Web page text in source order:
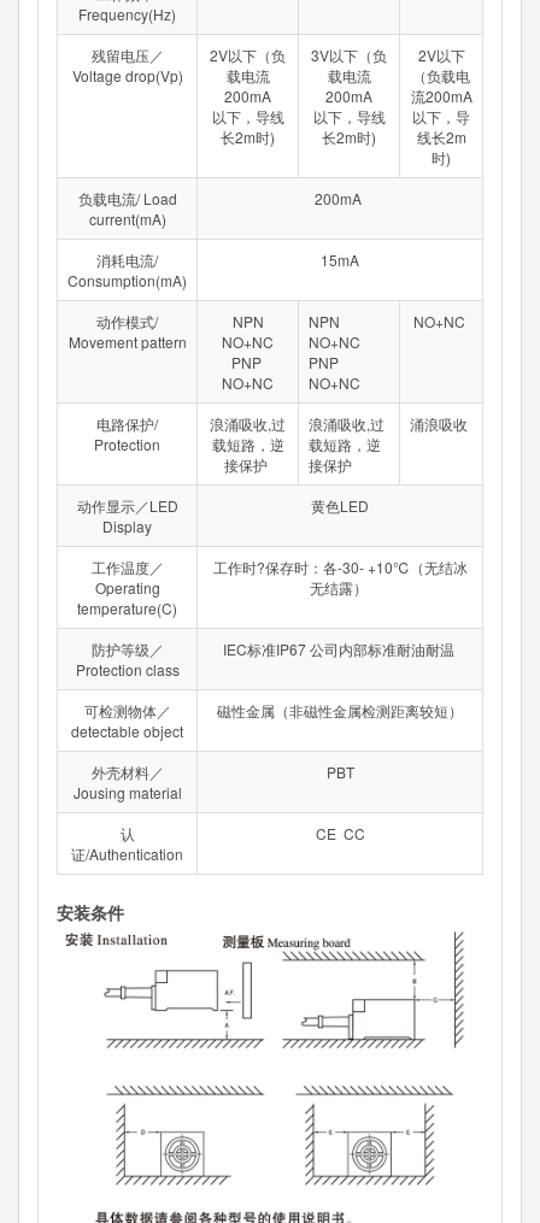
Frequency(Hz)
残留电压／
Voltage drop(Vp)
2V以下（负
载电流
200mA
以下，导线
长2m时)
3V以下（负
载电流
200mA
以下，导线
长2m时)
2V以下
（负载电
流200mA
以下，导
线长2m
时)
负载电流/ Load
current(mA)
200mA
消耗电流/
Consumption(mA)
15mA
动作模式/
Movement pattern
NPN
NO+NC
PNP
NO+NC
NPN
NO+NC
PNP
NO+NC
NO+NC
电路保护/
Protection
浪涌吸收,过
载短路，逆
接保护
浪涌吸收,过
载短路，逆
接保护
涌浪吸收
动作显示／LED
Display
黄色LED
工作温度／
Operating
temperature(C)
工作时?保存时：各-30- +10℃（无结冰
无结露）
防护等级／
Protection class
IEC标准IP67 公司内部标准耐油耐温
可检测物体／
detectable object
磁性金属（非磁性金属检测距离较短）
外壳材料／
Jousing material
PBT
认
证/Authentication
CE CC
安装条件